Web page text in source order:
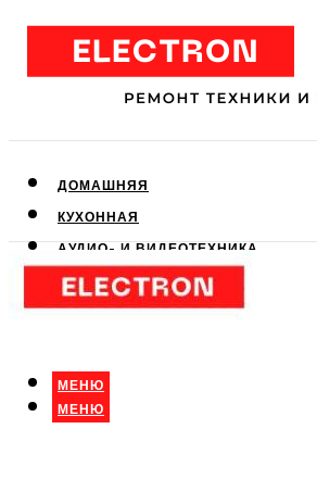
ДОМАШНЯЯ
КУХОННАЯ
АУДИО- И ВИДЕОТЕХНИКА
КЛИМАТИЧЕСКАЯ
ДЛЯ КРАСОТЫ
МЕНЮ
МЕНЮ